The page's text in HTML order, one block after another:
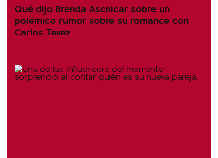
Qué dijo Brenda Ascnicar sobre un
polémico rumor sobre su romance con
Carlos Tevez